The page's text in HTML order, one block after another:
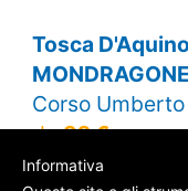
Tosca
MONDRAGONE
Corso Umberto
da32 €
Informativa